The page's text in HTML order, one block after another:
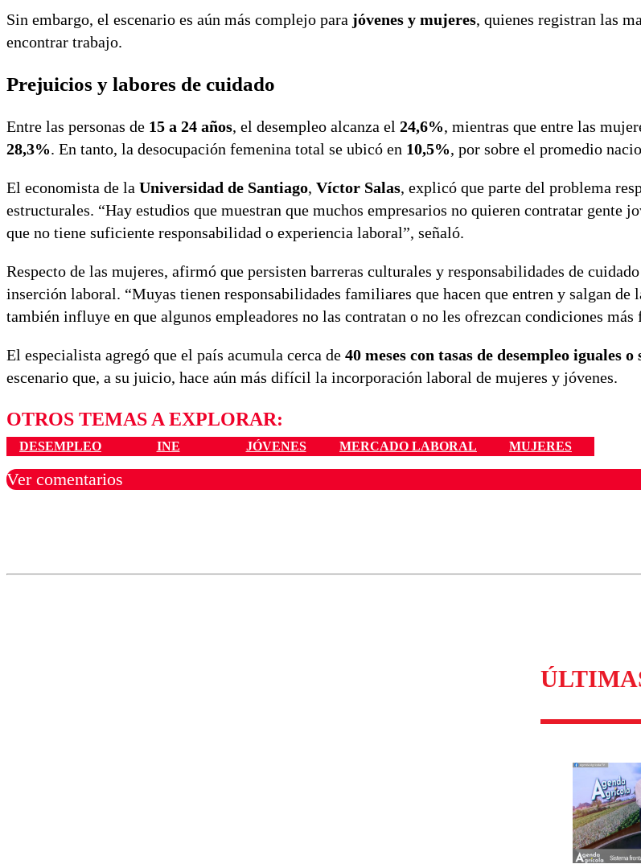
Sin embargo, el escenario es aún más complejo para jóvenes y mujeres, quienes registran las
encontrar trabajo.
Prejuicios y labores de cuidado
Entre las personas de 15 a 24 años, el desempleo alcanza el 24,6%, mientras que entre las
28,3%. En tanto, la desocupación femenina total se ubicó en 10,5%, por sobre el promedio
El economista de la Universidad de Santiago, Víctor Salas, explicó que parte del problema
estructurales. “Hay estudios que muestran que muchos empresarios no quieren contratar gente
que no tiene suficiente responsabilidad o experiencia laboral”, señaló.
Respecto de las mujeres, afirmó que persisten barreras culturales y responsabilidades de
inserción laboral. “Muyas tienen responsabilidades familiares que hacen que entren y salgan de
también influye en que algunos empleadores no las contratan o no les ofrezcan condiciones
El especialista agregó que el país acumula cerca de 40 meses con tasas de desempleo iguales
escenario que, a su juicio, hace aún más difícil la incorporación laboral de mujeres y jóvenes.
OTROS TEMAS A EXPLORAR:
DESEMPLEO INE JÓVENES MERCADO LABORAL MUJERES
Ver comentarios